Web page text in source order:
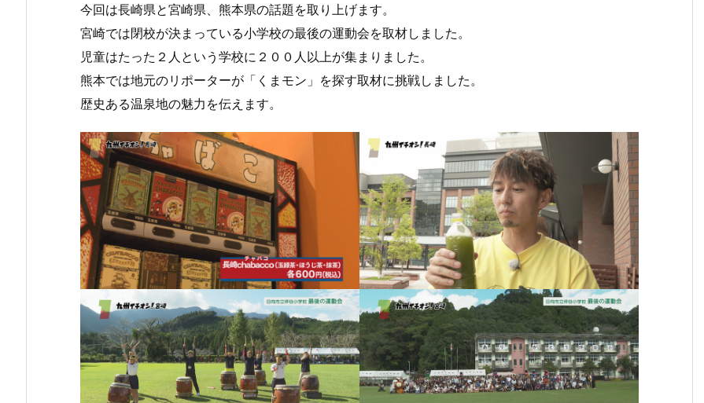
今回は長崎県と宮崎県、熊本県の話題を取り上げます。
宮崎では閉校が決まっている小学校の最後の運動会を取材しました。
児童はたった２人という学校に２００人以上が集まりました。
熊本では地元のリポーターが「くまモン」を探す取材に挑戦しました。
歴史ある温泉地の魅力を伝えます。
８月
３日
（月
日）
から
の放
送内
容
７月
２７
日
（月
曜
日）
から
の放
送内
７月
２０
日
（月
曜
日）
から
の放
送内
７月
１３
日
（月
曜
日）
から
の放
送内
６月
２９
日
（月
曜
日）
から
の放
送内
６月
２２
日
（月
曜
日）
から
の放
送内
１５
日
（月
曜
日）
から
の放
６月
１日
（月
曜
日）
から
の放
送内
５月
２５
日
（月
曜
日）
から
の放